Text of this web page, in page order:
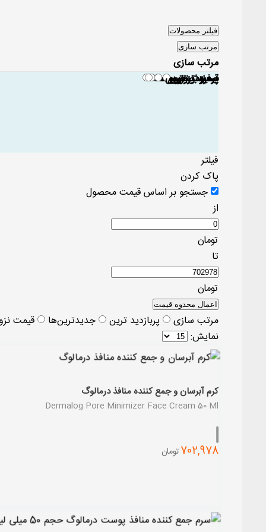
فیلتر محصولات
مرتب سازی
مرتب سازی
پر بازدید ترین ها
جدید ترین ها
محبوب ترین ها
پرفروش ترین ها
قیمت نزولی
قیمت صعودی
فیلتر
پاک کردن
جستجو بر اساس قیمت محصول
از
تومان
تا
تومان
اعمال محدوه قیمت
مرتب سازی پربازديد ترين جديدترين‌ها قيمت
نمايش:
کرم آبرسان و جمع کننده منافذ درمالوگ
Dermalog Pore Minimizer Face Cream 50 Ml
702,978تومان